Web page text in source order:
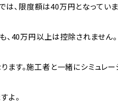
、限度額は40万円となっていま
40万円以上は控除されません。
す。施工者と一緒にシミュレー
よ。